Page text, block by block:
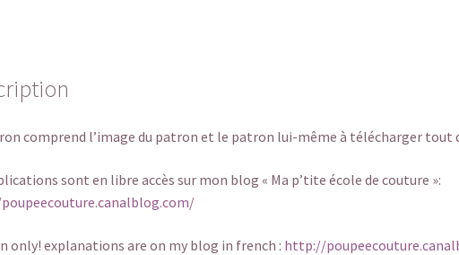
comprend l’image du patron et le patron lui-même à télécharger tout
sont en libre accès sur mon blog « Ma p’tite école de couture »:
only! explanations are on my blog in french : http://